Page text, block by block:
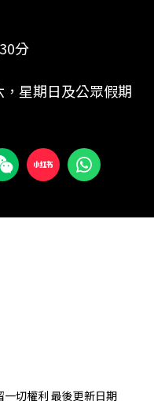
分
星期日及公眾假期
切權利 最後更新日期